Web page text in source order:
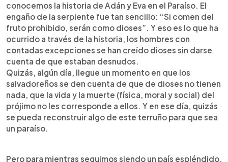
conocemos la historia de Adán y Eva en el Paraíso. El
engaño de la serpiente fue tan sencillo: “Si comen del
fruto prohibido, serán como dioses”. Y eso es lo que ha
ocurrido a través de la historia, los hombres con
contadas excepciones se han creído dioses sin darse
cuenta de que estaban desnudos.
Quizás, algún día, llegue un momento en que los
salvadoreños se den cuenta de que de dioses no tienen
nada, que la vida y la muerte (física, moral y social) del
prójimo no les corresponde a ellos. Y en ese día, quizás
se pueda reconstruir algo de este terruño para que sea
un paraíso.
Pero para mientras seguimos siendo un país espléndido,